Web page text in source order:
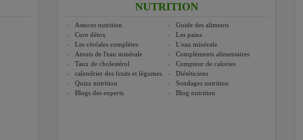
NUTRITION
Astuces nutrition
Guide des aliments
Cure détox
Les pains
Les céréales complètes
L'eau minérale
Atouts de l'eau minérale
Compléments alimentaires
Taux de cholestérol
Compteur de calories
calendrier des fruits et légumes
Diététiciens
Quizz nutrition
Sondages nutrition
Blogs des experts
Blog nutrition